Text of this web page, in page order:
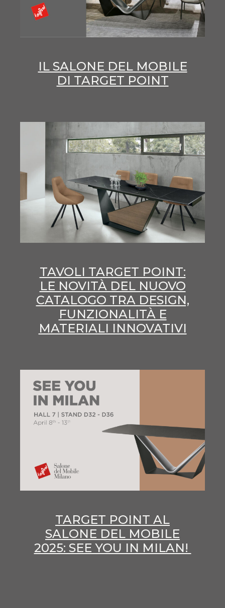
IL SALONE DEL MOBILE
DI TARGET POINT
TAVOLI TARGET POINT:
LE NOVITÀ DEL NUOVO
CATALOGO TRA DESIGN,
FUNZIONALITÀ E
MATERIALI INNOVATIVI
TARGET POINT AL
SALONE DEL MOBILE
2025: SEE YOU IN MILAN!